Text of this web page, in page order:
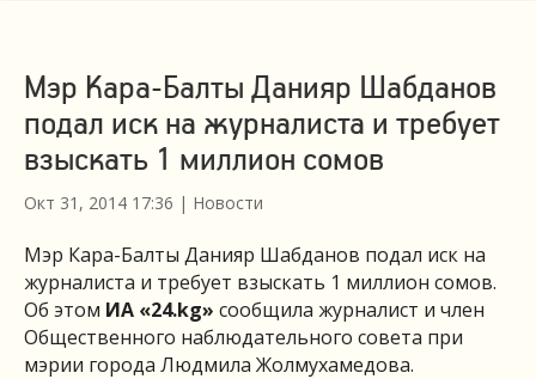
Мэр Кара-Балты Данияр Шабданов
подал иск на журналиста и требует
взыскать 1 миллион сомов
Окт 31, 2014 17:36 | Новости
Мэр Кара-Балты Данияр Шабданов подал иск на
журналиста и требует взыскать 1 миллион сомов.
Об этом ИА «24.kg» сообщила журналист и член
Общественного наблюдательного совета при
мэрии города Людмила Жолмухамедова.